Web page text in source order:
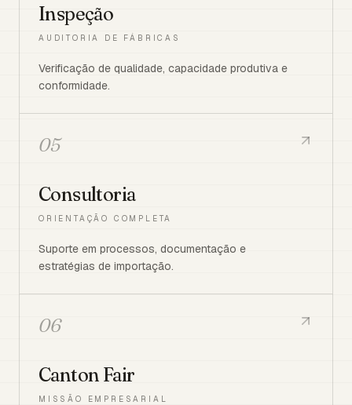
Inspeção
AUDITORIA DE FÁBRICAS
Verificação de qualidade, capacidade produtiva e
conformidade.
05
Consultoria
ORIENTAÇÃO COMPLETA
Suporte em processos, documentação e
estratégias de importação.
06
Canton Fair
MISSÃO EMPRESARIAL